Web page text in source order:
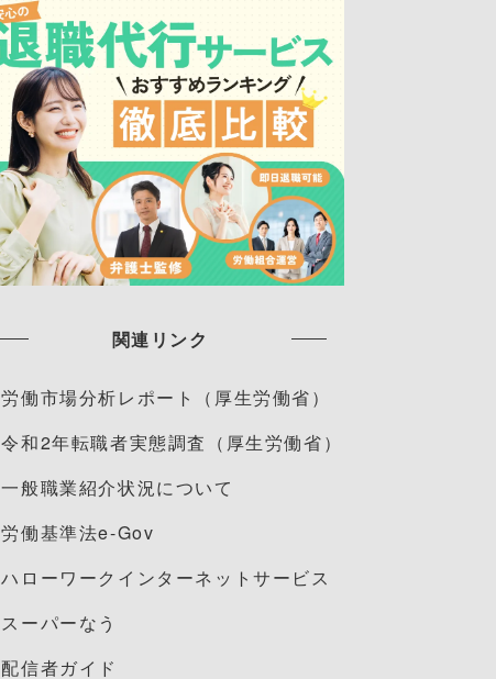
関連リンク
労働市場分析レポート（厚生労働省）
令和2年転職者実態調査（厚生労働省）
一般職業紹介状況について
労働基準法e-Gov
ハローワークインターネットサービス
スーパーなう
配信者ガイド